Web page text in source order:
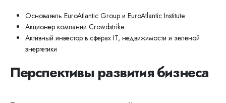
Основатель EuroAtlantic Group и EuroAtlantic Institute
Акционер компании Crowdstrike
Активный инвестор в сферах IT, недвижимости и зеленой
энергетики
Перспективы развития бизнеса